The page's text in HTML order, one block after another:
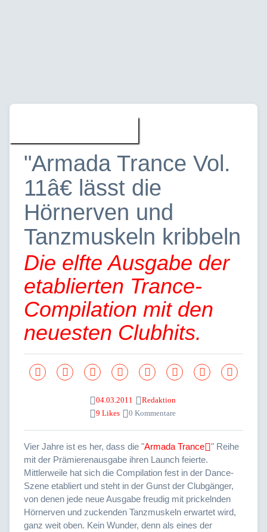
"Armada Trance Vol.
11â€ lässt die
Hörnerven und
Tanzmuskeln kribbeln
Die elfte Ausgabe der
etablierten Trance-
Compilation mit den
neuesten Clubhits.
04.03.2011
Redaktion
9 Likes
0 Kommentare
Vier Jahre ist es her, dass die "Armada Trance
" Reihe
mit der Prämierenausgabe ihren Launch feierte.
Mittlerweile hat sich die Compilation fest in der Dance-
Szene etabliert und steht in der Gunst der Clubgänger,
von denen jede neue Ausgabe freudig mit prickelnden
Hörnerven und zuckenden Tanzmuskeln erwartet wird,
ganz weit oben. Kein Wunder, denn als eines der